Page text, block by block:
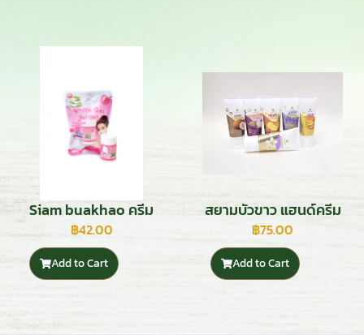
Siam buakhao ครีม
ลอกสิว ฮัตมูน สูตร
white aloe ขนาด 22
กรัม พร้อมกระดาษลอก
฿42.00
Add to Cart
สยามบัวขาว แฮนด์ครีม
฿75.00
Add to Cart